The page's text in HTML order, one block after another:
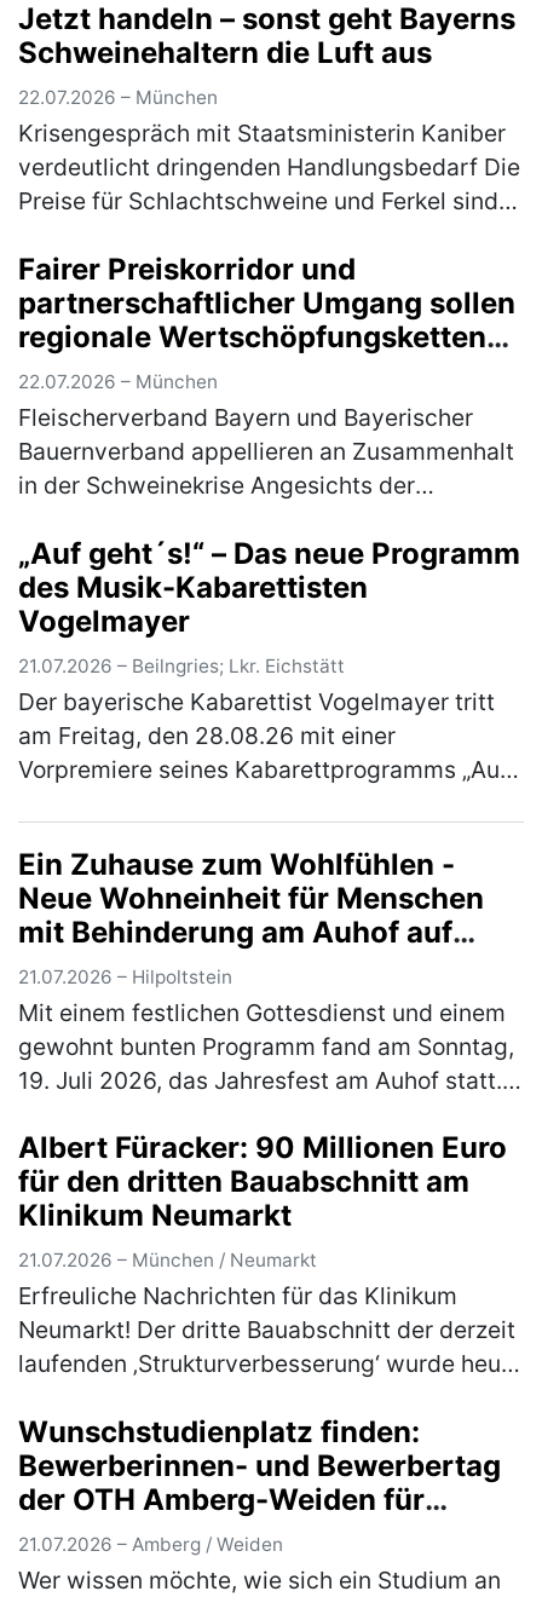
Jetzt handeln – sonst geht Bayerns
Schweinehaltern die Luft aus
22.07.2026 – München
Krisengespräch mit Staatsministerin Kaniber
verdeutlicht dringenden Handlungsbedarf Die
Preise für Schlachtschweine und Ferkel sind
und Fußballweltmeisterscha…(mehr)
Fairer Preiskorridor und
partnerschaftlicher Umgang sollen
regionale Wertschöpfungsketten
sichern
22.07.2026 – München
Fleischerverband Bayern und Bayerischer
Bauernverband appellieren an Zusammenhalt
in der Schweinekrise Angesichts der
Schweinemarkt rufen der Fleischerverband
B…(mehr)
„Auf geht´s!“ – Das neue Programm
des Musik-Kabarettisten
Vogelmayer
21.07.2026 – Beilngries; Lkr. Eichstätt
Der bayerische Kabarettist Vogelmayer tritt
am Freitag, den 28.08.26 mit einer
Vorpremiere seines Kabarettprogramms „Auf
Ein Zuhause zum Wohlfühlen -
Neue Wohneinheit für Menschen
mit Behinderung am Auhof auf
traditionellem Jahresfest
eingeweiht
21.07.2026 – Hilpoltstein
Mit einem festlichen Gottesdienst und einem
gewohnt bunten Programm fand am Sonntag,
19. Juli 2026, das Jahresfest am Auhof statt.
Getränken und jeder Menge M…(mehr)
Albert Füracker: 90 Millionen Euro
für den dritten Bauabschnitt am
Klinikum Neumarkt
21.07.2026 – München / Neumarkt
Erfreuliche Nachrichten für das Klinikum
Neumarkt! Der dritte Bauabschnitt der derzeit
laufenden ‚Strukturverbesserung‘ wurde heute
Euro in das Jahreskrankenh…(mehr)
Wunschstudienplatz finden:
Bewerberinnen- und Bewerbertag
der OTH Amberg-Weiden für
Studieninteressierte und Bewerber
21.07.2026 – Amberg / Weiden
Wer wissen möchte, wie sich ein Studium an